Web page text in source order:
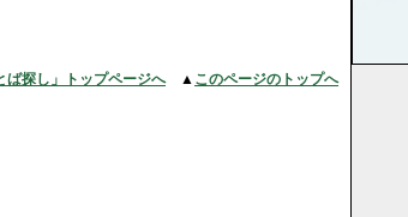
ば探し」トップページへ▲ このページのトップへ